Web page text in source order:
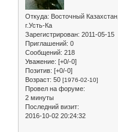
Откуда: Восточный Казахстан,
г.Усть-Ка
Зарегистрирован: 2011-05-15
Приглашений: 0
Сообщений: 218
Уважение: [+0/-0]
Позитив: [+0/-0]
Возраст: 50 [1976-02-10]
Провел на форуме:
2 минуты
Последний визит:
2016-10-02 20:24:32